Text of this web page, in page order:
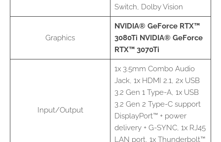
Switch, Dolby Vision
Graphics
NVIDIA® GeForce RTX™
3080Ti NVIDIA® GeForce
RTX™ 3070Ti
Input/Output
1x 3.5mm Combo Audio
Jack, 1x HDMI 2.1, 2x USB
3.2 Gen 1 Type-A, 1x USB
3.2 Gen 2 Type-C support
DisplayPort™ + power
delivery + G-SYNC, 1x RJ45
LAN port, 1x Thunderbolt™